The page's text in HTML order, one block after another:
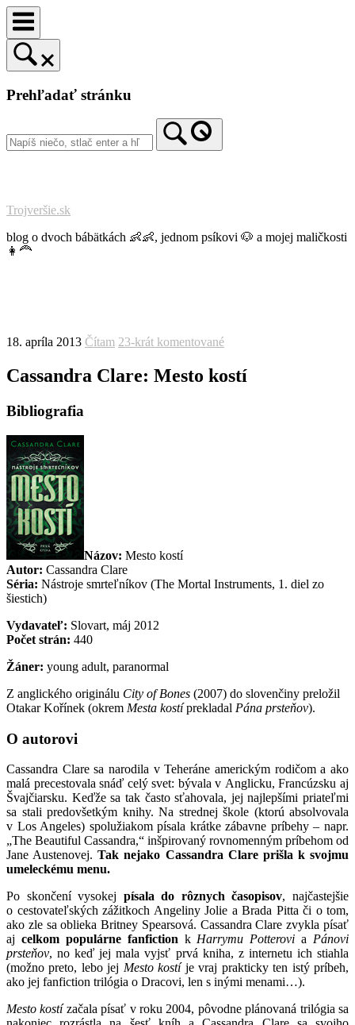
Prejsť
na
obsah
Prehľadať stránku
Trojveršie.sk
blog o dvoch bábätkách 👶👶, jednom psíkovi 🐶 a mojej maličkosti
👩‍🦰
18. apríla 2013 Čítam 23-krát komentované
Cassandra Clare: Mesto kostí
Bibliografia
Názov: Mesto kostí
Autor: Cassandra Clare
Séria: Nástroje smrteľníkov (The Mortal Instruments, 1. diel zo
šiestich)
Vydavateľ: Slovart, máj 2012
Počet strán: 440
Žáner: young adult, paranormal
Z anglického originálu City of Bones (2007) do slovenčiny preložil
Otakar Kořínek (okrem Mesta kostíprekladal Pána prsteňov).
O autorovi
Cassandra Clare sa narodila v Teheráne americkým rodičom a ako
malá precestovala snáď celý svet: bývala v Anglicku, Francúzsku aj
Švajčiarsku. Keďže sa tak často sťahovala, jej najlepšími priateľmi
sa stali predovšetkým knihy. Na strednej škole (ktorú absolvovala
v Los Angeles) spolužiakom písala krátke zábavne príbehy – napr.
„The Beautiful Cassandra,“ inšpirovaný rovnomenným príbehom od
Jane Austenovej.Tak nejako Cassandra Clare prišla k svojmu
umeleckému menu.
Po skončení vysokej písala do rôznych časopisov, najčastejšie
o cestovateľských zážitkoch Angeliny Jolie a Brada Pitta či o tom,
ako zle sa oblieka Britney Spearsová. Cassandra Clare zvykla písať
aj celkom populárne fanfictionkHarrymu Potterovi a Pánovi
prsteňov, no keď jej mala vyjsť prvá kniha, z internetu ich stiahla
(možno preto, lebo jej Mesto kostíje vraj prakticky ten istý príbeh,
ako jej fanfiction trilógia o Dracovi, len s inými menami…).
Mesto kostízačala písať v roku 2004, pôvodne plánovaná trilógia sa